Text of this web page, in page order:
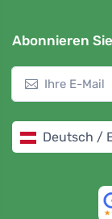
Abonnieren
Deutsch /